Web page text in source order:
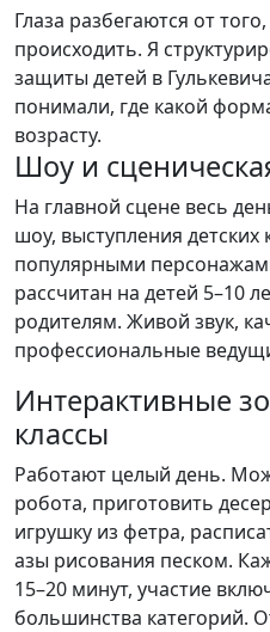
Глаза разбегаются от
происходить. Я
защиты детей в
понимали, где какой
возрасту.
Шоу и
На главной сцене весь
шоу, выступления детских
популярными
рассчитан на детей 5–10
родителям. Живой звук,
профессиональные
Интерактивные
классы
Работают целый день.
робота, приготовить
игрушку из фетра,
азы рисования песком.
15–20 минут, участие
большинства категорий.